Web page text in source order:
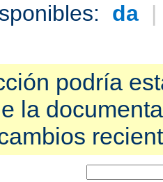
da |
podría
la